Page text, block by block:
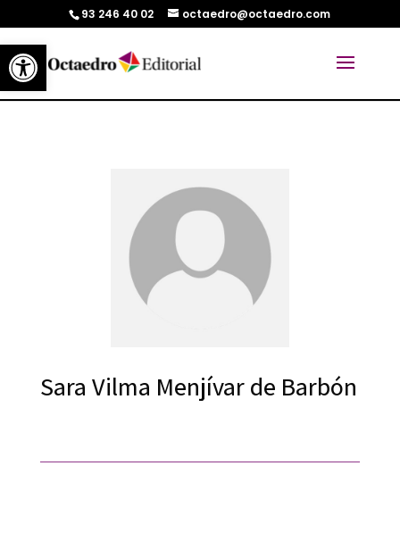
Abrir barra de herramientas
93 246 40 02 octaedro@octaedro.com
Sara Vilma Menjívar de Barbón